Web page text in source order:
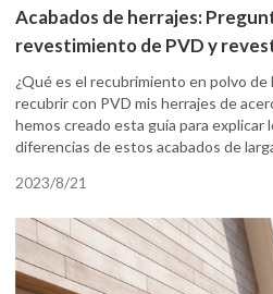
Acabados de herrajes:
revestimiento de PVD y
¿Qué es el recubrimiento en polvo de
recubrir con PVD mis herrajes de
hemos creado esta guía para explicar
diferencias de estos acabados de
2023/8/21